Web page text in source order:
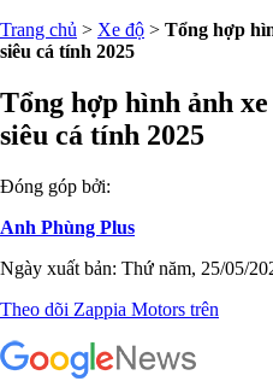
Trang chủ > Xe độ > Tổng hợp
siêu cá tính 2025
Tổng hợp hình ảnh
siêu cá tính 2025
Đóng góp bởi:
Anh Phùng Plus
Ngày xuất bản: Thứ năm, 25/05/
Theo dõi Zappia Motors trên